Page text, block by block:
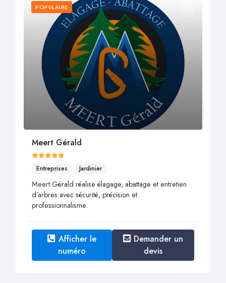
POPULAIRE
Meert Gérald
Entreprises Jardinier
Meert Gérald réalise élagage, abattage et entretien
d’arbres avec sécurité, précision et
professionnalisme.
Afficher le
numéro
Demander un
devis